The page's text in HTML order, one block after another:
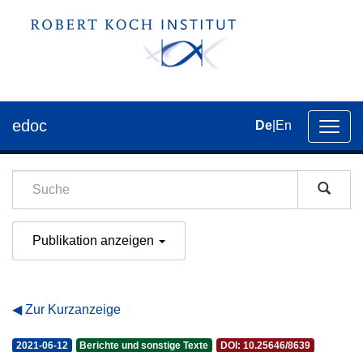
der
edoc De En
Publikation anzeigen
Zur Kurzanzeige
2021-06-12 Berichte und sonstige Texte DOI: 10.25646/8639